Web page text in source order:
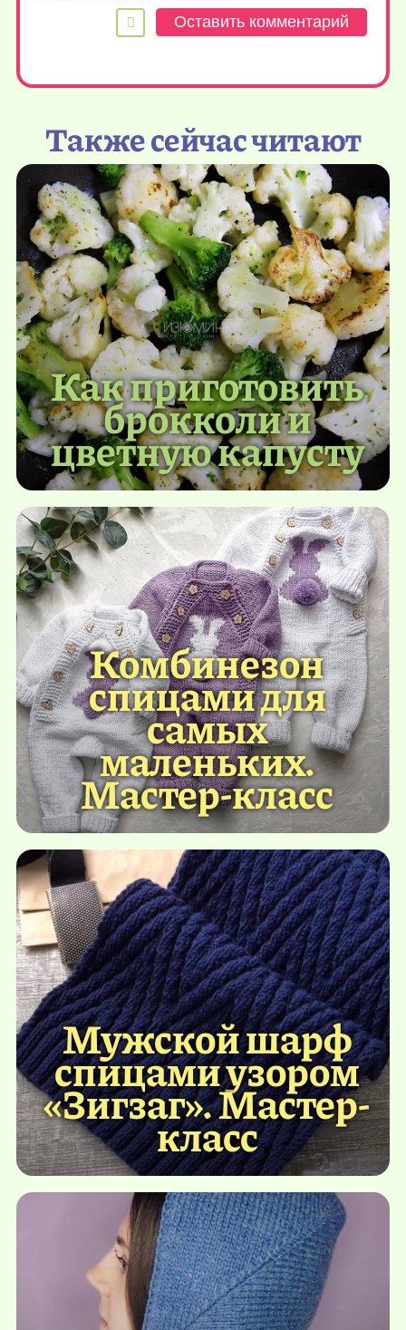
Также сейчас читают
Как приготовить
брокколи и
цветную капусту
Комбинезон
спицами для
самых
маленьких.
Мастер-класс
Мужской шарф
спицами узором
«Зигзаг». Мастер-
класс